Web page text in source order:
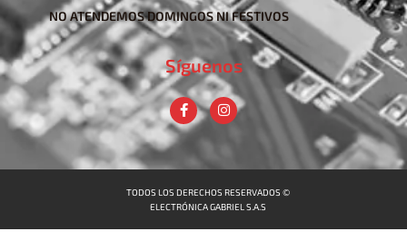
NO ATENDEMOS DOMINGOS NI FESTIVOS
Síguenos
TODOS LOS DERECHOS RESERVADOS ©
ELECTRÓNICA GABRIEL S.A.S